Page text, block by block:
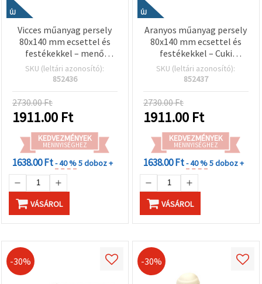
ÚJ
Vicces műanyag persely
80x140 mm ecsettel és
festékekkel – menő
idegen mintával
gyerekeknek, kreatív
festőkészlet
SKU (leltári azonosító):
852436
2730.00 Ft
1911.00 Ft
KEDVEZMÉNYEK
MENNYISÉGHEZ
1638.00 Ft- 40 %5 doboz +
VÁSÁROL
ÚJ
Aranyos műanyag persely
80x140 mm ecsettel és
festékekkel – Cuki
hercegnős design
gyerekeknek, kreatív
SKU (leltári azonosító):
852437
2730.00 Ft
1911.00 Ft
KEDVEZMÉNYEK
MENNYISÉGHEZ
1638.00 Ft- 40 %5 doboz +
VÁSÁROL
-30% -30%